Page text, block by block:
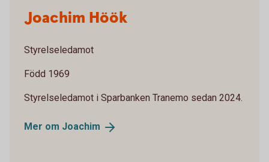
Joachim Höök
Styrelseledamot
Född 1969
Styrelseledamot i Sparbanken Tranemo sedan 2024.
Mer om Joachim